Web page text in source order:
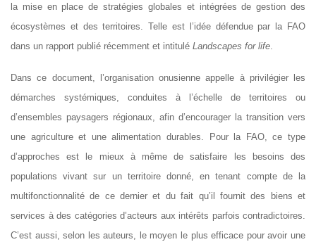
la mise en place de stratégies globales et intégrées de gestion des
écosystèmes et des territoires. Telle est l’idée défendue par la FAO
dans un rapport publié récemment et intitulé Landscapes for life.
Dans ce document, l’organisation onusienne appelle à privilégier les
démarches systémiques, conduites à l’échelle de territoires ou
d’ensembles paysagers régionaux, afin d’encourager la transition vers
une agriculture et une alimentation durables. Pour la FAO, ce type
d’approches est le mieux à même de satisfaire les besoins des
populations vivant sur un territoire donné, en tenant compte de la
multifonctionnalité de ce dernier et du fait qu’il fournit des biens et
services à des catégories d’acteurs aux intérêts parfois contradictoires.
C’est aussi, selon les auteurs, le moyen le plus efficace pour avoir une